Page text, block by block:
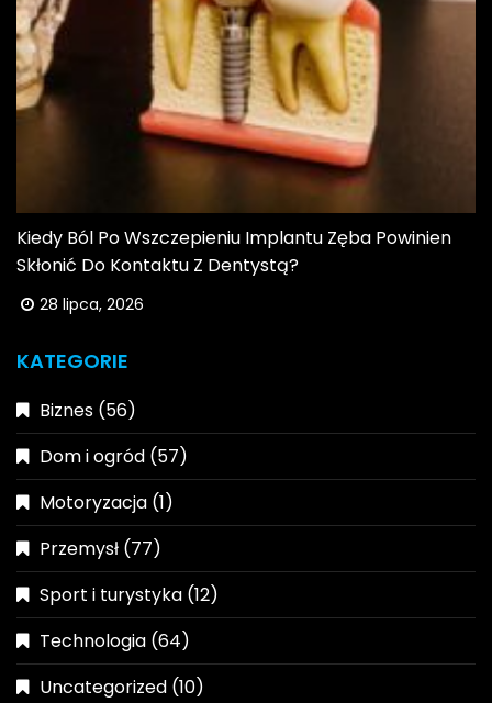
Kiedy Ból Po Wszczepieniu Implantu Zęba Powinien
Skłonić Do Kontaktu Z Dentystą?
28 lipca, 2026
KATEGORIE
Biznes (56)
Dom i ogród (57)
Motoryzacja (1)
Przemysł (77)
Sport i turystyka (12)
Technologia (64)
Uncategorized (10)